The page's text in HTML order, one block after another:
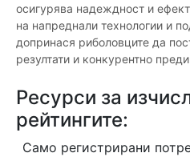
осигурява надеждност и
на напреднали технологии и
допринася риболовците да
резултати и конкурентно
Ресурси за
рейтингите:
Само регистрирани